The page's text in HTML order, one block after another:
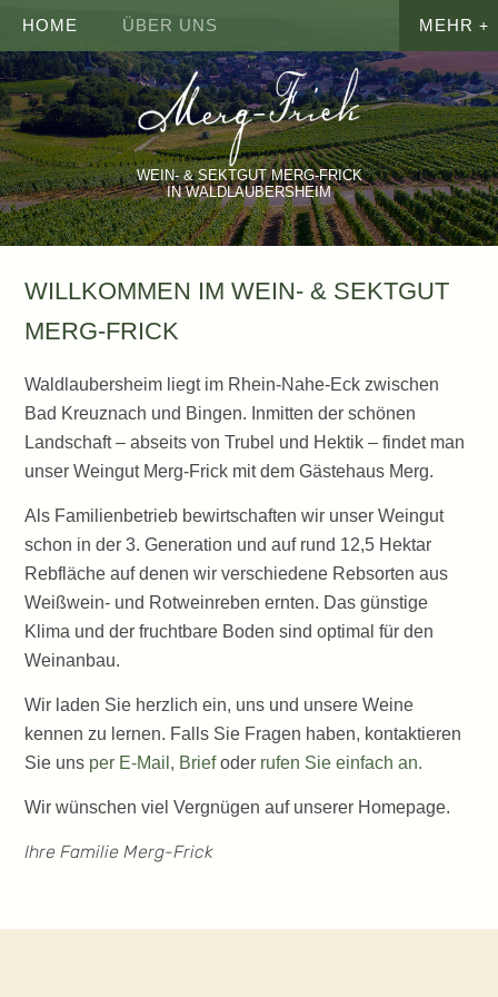
WEIN- & SEKTGUT MERG-FRICK
IN WALDLAUBERSHEIM
HOME ÜBER UNS
WILLKOMMEN IM WEIN- & SEKTGUT
MERG-FRICK
Waldlaubersheim liegt im Rhein-Nahe-Eck zwischen
Bad Kreuznach und Bingen. Inmitten der schönen
Landschaft – abseits von Trubel und Hektik – findet man
unser Weingut Merg-Frick mit dem Gästehaus Merg.
Als Familienbetrieb bewirtschaften wir unser Weingut
schon in der 3. Generation und auf rund 12,5 Hektar
Rebfläche auf denen wir verschiedene Rebsorten aus
Weißwein- und Rotweinreben ernten. Das günstige
Klima und der fruchtbare Boden sind optimal für den
Weinanbau.
Wir laden Sie herzlich ein, uns und unsere Weine
kennen zu lernen. Falls Sie Fragen haben, kontaktieren
Sie uns per E-Mail, Briefoder rufen Sie einfach an.
Wir wünschen viel Vergnügen auf unserer Homepage.
Ihre Familie Merg-Frick